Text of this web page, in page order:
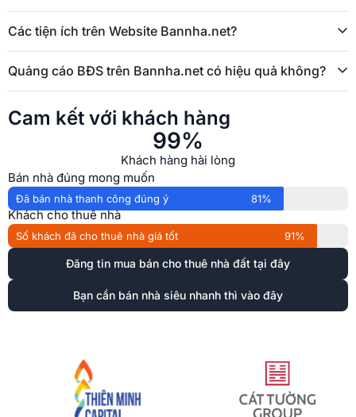
Các tiện ích trên Website Bannha.net?
Quảng cáo BĐS trên Bannha.net có hiệu quả không?
Cam kết với khách hàng
Khách hàng hài lòng
99%
Bán nhà đúng mong muốn
Đã bán nhà thanh công đúng ý 81%
Khách cho thuê nhà
Số khách đã cho thuê nhà giá tốt 91%
Đăng tin mua bán cho thuê nhà đất tại đây
Bạn cần bán nhà siêu nhanh thì vào đây